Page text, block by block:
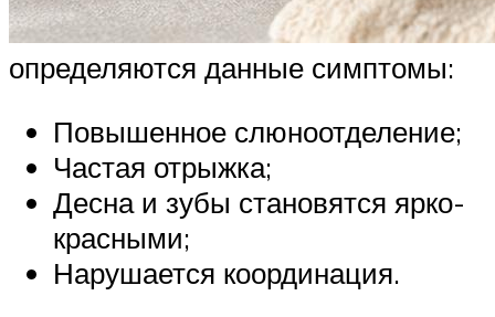
определяются данные симптомы:
Повышенное слюноотделение;
Частая отрыжка;
Десна и зубы становятся ярко-
красными;
Нарушается координация.